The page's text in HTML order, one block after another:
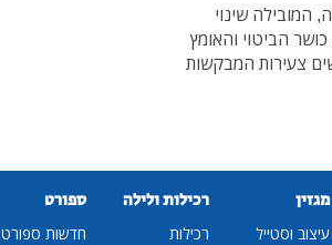
המובילה שינוי
הביטוי והאומץ
צעירות המבקשות
מגזין
עיצוב וסטייל
רכילות ולילה
רכילות
ספורט
חדשות ספורט